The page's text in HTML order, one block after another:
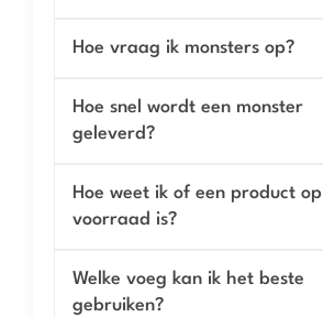
Hoe vraag ik monsters op?
Hoe snel wordt een monster
geleverd?
Hoe weet ik of een product op
voorraad is?
Welke voeg kan ik het beste
gebruiken?